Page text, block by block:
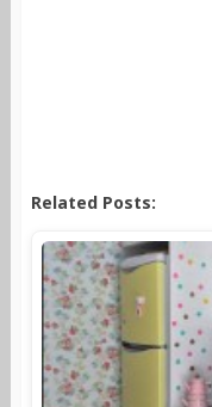
Related Posts: